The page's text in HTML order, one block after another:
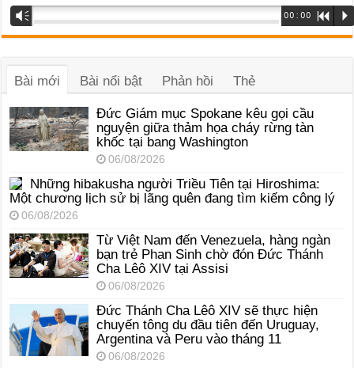
Trình
phát
Vm 00:00 R P
Bài mới Bài nổi bật Phản hồi Thẻ
Đức Giám mục Spokane kêu gọi cầu
nguyện giữa thảm họa cháy rừng tàn
khốc tại bang Washington
06/08/2026
Những hibakusha người Triều Tiên tại Hiroshima:
Một chương lịch sử bị lãng quên đang tìm kiếm công lý
06/08/2026
Từ Việt Nam đến Venezuela, hàng ngàn
bạn trẻ Phan Sinh chờ đón Đức Thánh
Cha Lêô XIV tại Assisi
06/08/2026
Đức Thánh Cha Lêô XIV sẽ thực hiện
chuyến tông du đầu tiên đến Uruguay,
Argentina và Peru vào tháng 11
06/08/2026